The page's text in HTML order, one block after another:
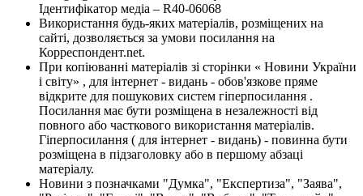
Ідентифікатор медіа – R40-06068
Використання будь-яких матеріалів, розміщених на
сайті, дозволяється за умови посилання на
Корреспондент.net.
При копіюванні матеріалів зі сторінки « Новини України
і світу» , для інтернет - видань - обов'язкове пряме
відкрите для пошукових систем гіперпосилання .
Посилання має бути розміщена в незалежності від
повного або часткового використання матеріалів.
Гіперпосилання ( для інтернет - видань) - повинна бути
розміщена в підзаголовку або в першому абзаці
матеріалу.
Новини з позначками "Думка", "Експертиза", "Заява",